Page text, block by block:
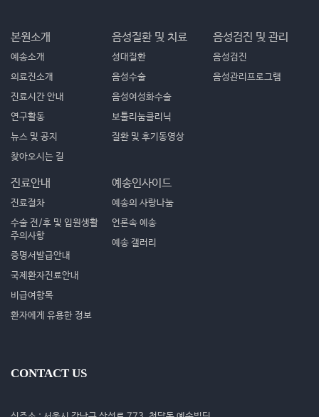
본원소개
예송소개
의료진소개
진료시간 안내
연구활동
뉴스 및 공지
찾아오시는 길
음성질환 및 치료
성대질환
음성수술
음성여성화수술
보툴리눔클리닉
질환 및 후기동영상
음성검진 및 관리
음성검진
음성관리프로그램
진료안내
진료절차
수술 전/후 및 입원생활
주의사항
증명서발급안내
국제환자진료안내
비급여항목
환자에게 유용한 정보
예송인사이드
예송의 사랑나눔
언론속 예송
예송 갤러리
CONTACT US